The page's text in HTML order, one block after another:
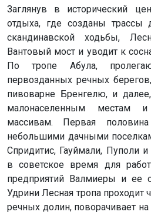
Заглянув в исторический
отдыха, где созданы трассы
скандинавской ходьбы,
Вантовый мост и уводит к
По тропе Абула,
первозданных речных
пивоварне Бренгелю, и
малонаселенным местам
массивам. Первая
небольшими дачными
Спридитис, Гауймали, Пуполи
в советское время для
предприятий Валмиеры и ее
Удрини Лесная тропа проходит
речных долин, поворачивает